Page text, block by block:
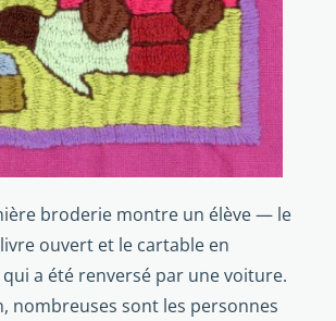
broderie montre un élève — le
ouvert et le cartable en
a été renversé par une voiture.
nombreuses sont les personnes